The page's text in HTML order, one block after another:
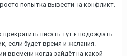
попытка вывести на конфликт.
писать тут и подождать
если будет время и желания.
времени когда зайдёт на какой-